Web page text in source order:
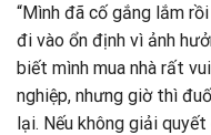
“Mình đã cố gắng lắm
đi vào ổn định vì ảnh
biết mình mua nhà rất
nghiệp, nhưng giờ thì
lại. Nếu không giải